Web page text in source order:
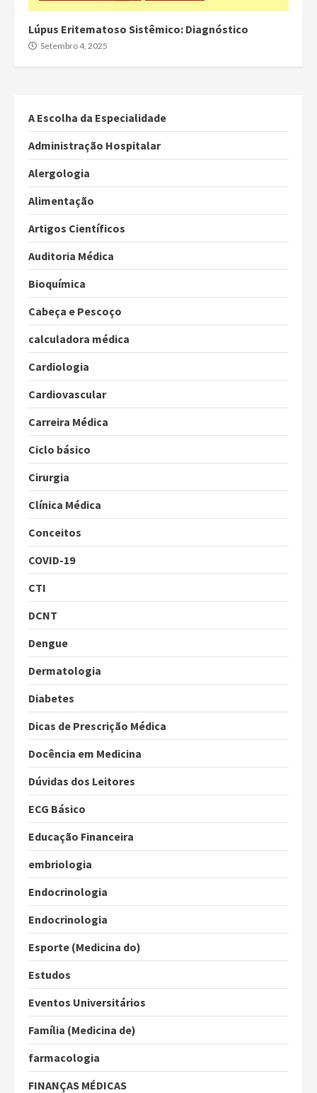
Lúpus Eritematoso Sistêmico: Diagnóstico
Setembro 4, 2025
A Escolha da Especialidade
Administração Hospitalar
Alergologia
Alimentação
Artigos Científicos
Auditoria Médica
Bioquímica
Cabeça e Pescoço
calculadora médica
Cardiologia
Cardiovascular
Carreira Médica
Ciclo básico
Cirurgia
Clínica Médica
Conceitos
COVID-19
CTI
DCNT
Dengue
Dermatologia
Diabetes
Dicas de Prescrição Médica
Docência em Medicina
Dúvidas dos Leitores
ECG Básico
Educação Financeira
embriologia
Endocrinologia
Endocrinologia
Esporte (Medicina do)
Estudos
Eventos Universitários
Família (Medicina de)
farmacologia
FINANÇAS MÉDICAS